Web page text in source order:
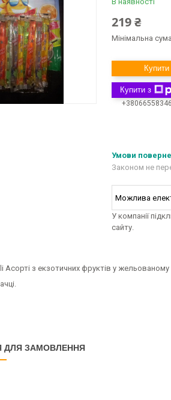
219 ₴
Мінімальна
Купити
Купити з
Законом не
У компанії
сайту.
Асорті з екзотичних фруктів у жельованому
ДЛЯ ЗАМОВЛЕННЯ